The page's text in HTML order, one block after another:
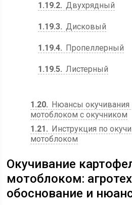
1.19.2 Двухрядный
1.19.3 Дисковый
1.19.4 Пропеллерный
1.19.5 Листерный
1.20
Нюансы окучивания
мотоблоком с окучником
1.21
Инструкция по
мотоблоком
Окучивание
мотоблоком:
обоснование и